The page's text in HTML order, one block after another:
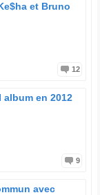
et Bruno
12
album en 2012
9
avec